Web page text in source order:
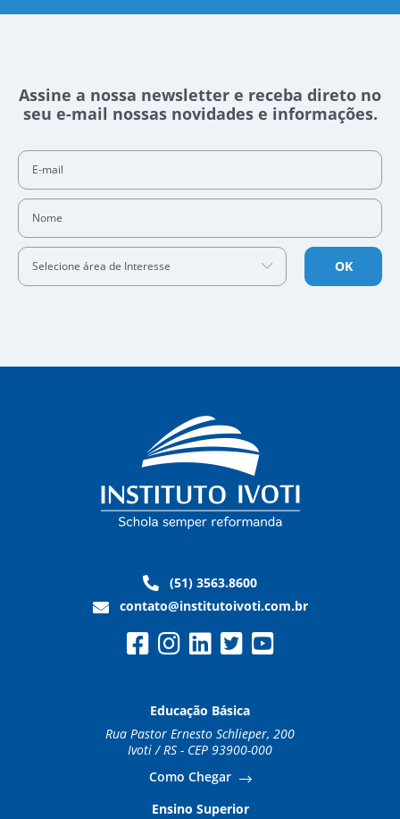
Assine a nossa newsletter e receba direto no
seu e-mail nossas novidades e informações.
Selecione área de Interesse OK
(51) 3563.8600
contato@institutoivoti.com.br
Educação Básica
Rua Pastor Ernesto Schlieper, 200
Ivoti / RS - CEP 93900-000
Como Chegar
Ensino Superior